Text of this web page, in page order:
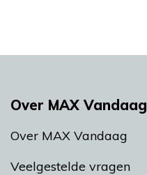
Over MAX Vandaag
Over MAX Vandaag
Veelgestelde vragen